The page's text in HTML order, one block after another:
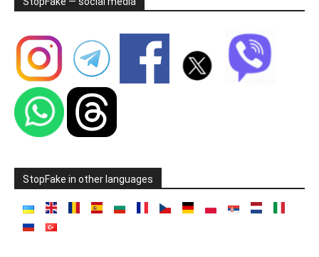
StopFake in other languages